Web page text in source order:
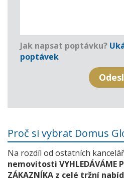
Jak napsat poptávku?
poptávek
Proč si vybrat Domus
Na rozdíl od ostatních
nemovitosti VYHLEDÁVÁME
ZÁKAZNÍKA z celé tržní